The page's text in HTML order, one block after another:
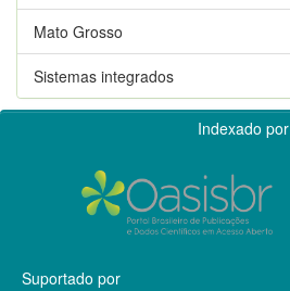
Mato Grosso
Sistemas integrados
Indexado por
Suportado por